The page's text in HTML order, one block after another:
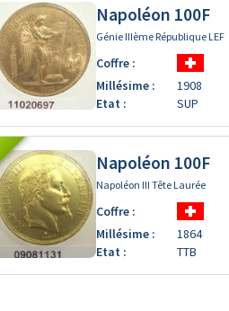
Napoléon 100F
Génie IIIème République LEF
Coffre :
Millésime :
1908
Etat :
SUP
Napoléon 100F
Napoléon III Tête Laurée
Coffre :
Millésime :
1864
Etat :
TTB